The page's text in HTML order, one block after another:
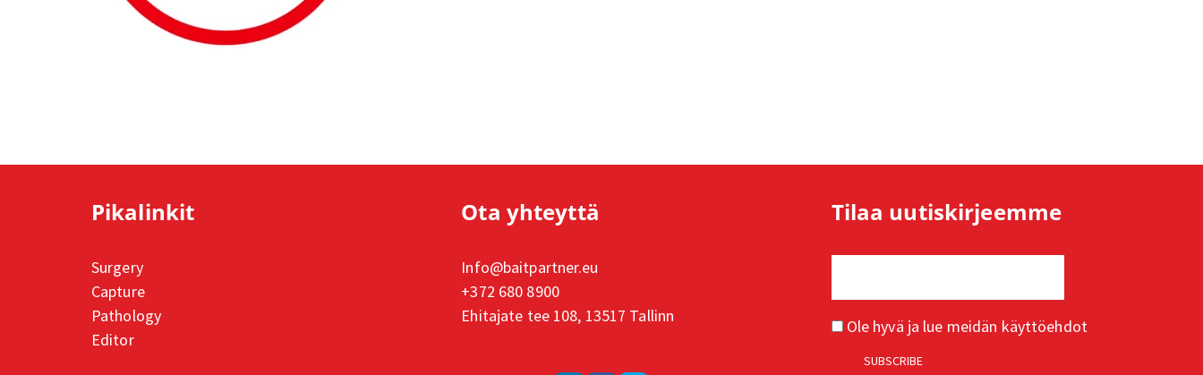
Pikalinkit
Surgery
Capture
Pathology
Editor
Ota yhteyttä
Info@baitpartner.eu
+372 680 8900
Ehitajate tee 108, 13517 Tallinn
Tilaa uutiskirjeemme
Ole hyvä ja lue meidän käyttöehdot